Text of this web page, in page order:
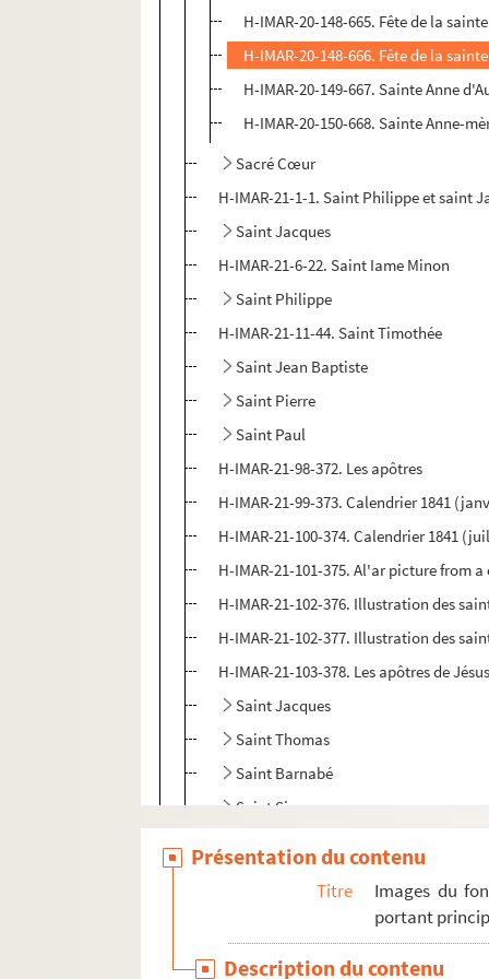
H-IMAR-20-148-665. Fête de la
H-IMAR-20-148-666. Fête de la
H-IMAR-20-149-667. Sainte Anne
H-IMAR-20-150-668. Sainte Anne-
Sacré Cœur
H-IMAR-21-1-1. Saint Philippe et saint
Saint Jacques
H-IMAR-21-6-22. Saint Iame Minon
Saint Philippe
H-IMAR-21-11-44. Saint Timothée
Saint Jean Baptiste
Saint Pierre
Saint Paul
H-IMAR-21-98-372. Les apôtres
H-IMAR-21-99-373. Calendrier 1841
H-IMAR-21-100-374. Calendrier 1841
H-IMAR-21-101-375. Al'ar picture from
H-IMAR-21-102-376. Illustration des
H-IMAR-21-102-377. Illustration des
H-IMAR-21-103-378. Les apôtres de
Saint Jacques
Saint Thomas
Saint Barnabé
Saint Simon
Saint Jude
Présentation du contenu
Titre
Images du
portant
Description du contenu